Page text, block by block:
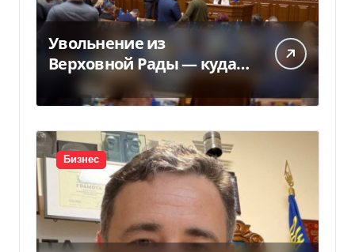
Увольнение из
Верховной Рады — куда
исчез 71 народный
депутат за семь лет
Бизнес